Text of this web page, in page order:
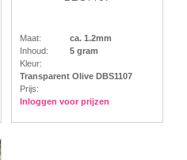
Maat:
ca. 1.2mm
Inhoud:
5 gram
Kleur:
Transparent Olive DBS1107
Prijs:
Inloggen voor prijzen